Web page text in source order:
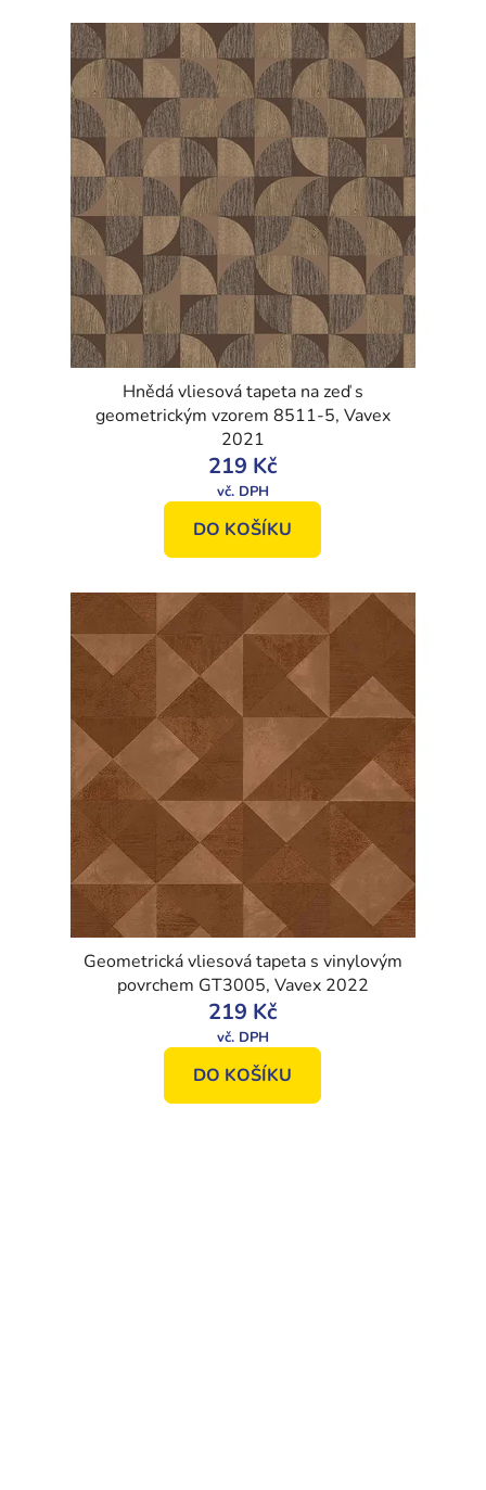
Hnědá vliesová tapeta na zeď s
geometrickým vzorem 8511-5, Vavex
2021
219 Kč
DO KOŠÍKU
Geometrická vliesová tapeta s vinylovým
povrchem GT3005, Vavex 2022
219 Kč
DO KOŠÍKU